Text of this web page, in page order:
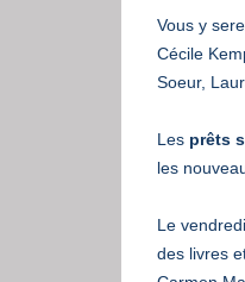
Vous y
Cécile
Soeur,
Les prêts
les
Le
des livres